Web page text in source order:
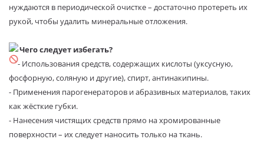
нуждаются в периодической очистке – достаточно протереть их
рукой, чтобы удалить минеральные отложения.
Чего следует избегать?
- Использования средств, содержащих кислоты (уксусную,
фосфорную, соляную и другие), спирт, антинакипины.
- Применения парогенераторов и абразивных материалов, таких
как жёсткие губки.
- Нанесения чистящих средств прямо на хромированные
поверхности – их следует наносить только на ткань.